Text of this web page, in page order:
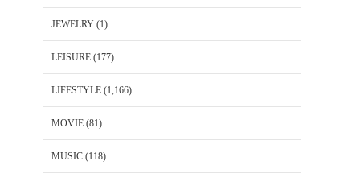
JEWELRY (1)
LEISURE (177)
LIFESTYLE (1,166)
MOVIE (81)
MUSIC (118)